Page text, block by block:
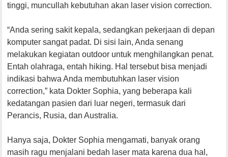
tinggi, muncullah kebutuhan akan laser vision correction.
“Anda sering sakit kepala, sedangkan pekerjaan di depan
komputer sangat padat. Di sisi lain, Anda senang
melakukan kegiatan outdoor untuk menghilangkan penat.
Entah olahraga, entah hiking. Hal tersebut bisa menjadi
indikasi bahwa Anda membutuhkan laser vision
correction,” kata Dokter Sophia, yang beberapa kali
kedatangan pasien dari luar negeri, termasuk dari
Perancis, Rusia, dan Australia.
Hanya saja, Dokter Sophia mengamati, banyak orang
masih ragu menjalani bedah laser mata karena dua hal,